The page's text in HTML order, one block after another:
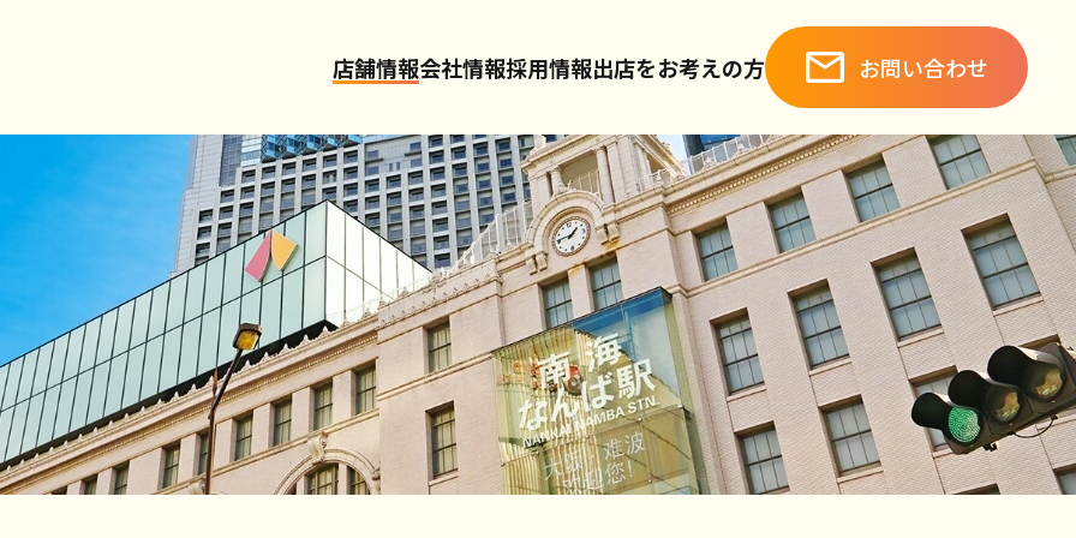
店舗情報会社情報採用情報出店をお考えの方 お問い合わせ